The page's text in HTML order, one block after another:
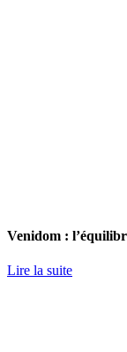
Venidom :
Lire la suite